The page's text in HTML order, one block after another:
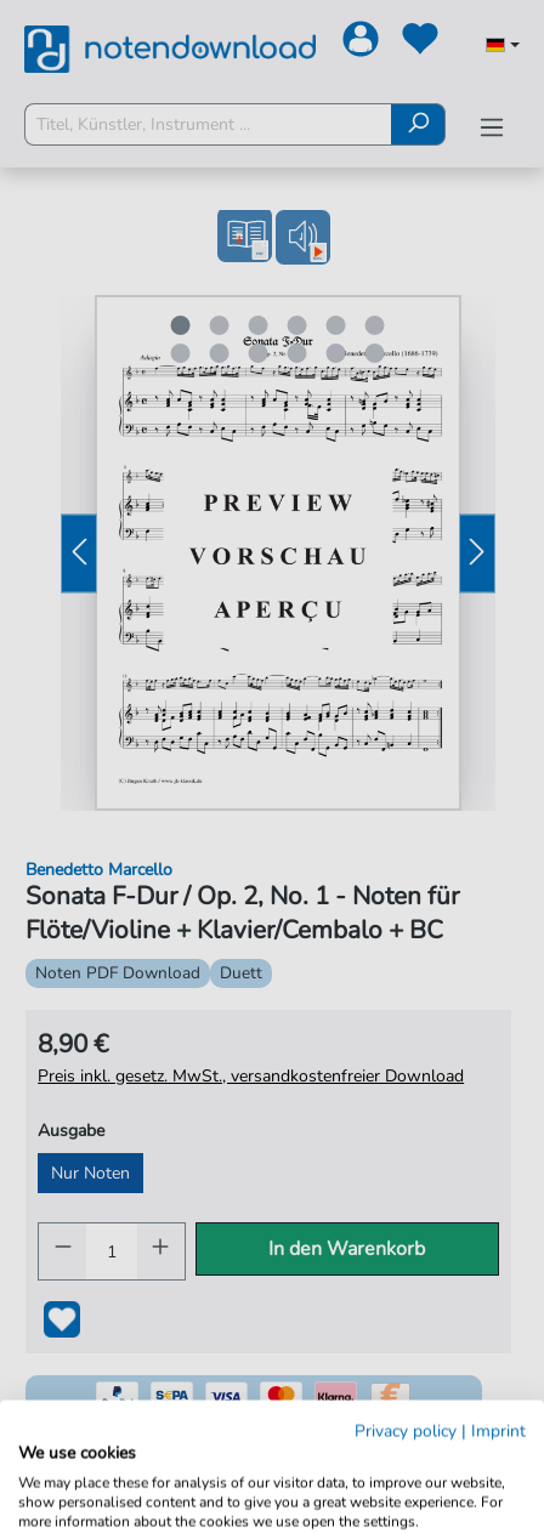
Sonata F-Dur / Op. 2, No. 1 - Noten für
Flöte/Violine + Klavier/Cembalo + BC
Benedetto Marcello
Noten PDF Download Duett
8,90 €
Preis inkl. gesetz. MwSt., versandkostenfreier Download
Ausgabe
Nur Noten
In den Warenkorb
100% Legal & Lizenziert
Privacy policy | Imprint
We use cookies
We may place these for analysis of our visitor data, to improve our website,
show personalised content and to give you a great website experience. For
more information about the cookies we use open the settings.